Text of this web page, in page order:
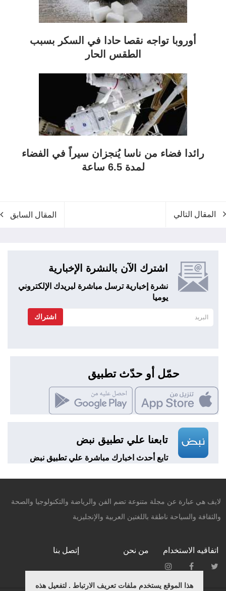
أوروبا تواجه نقصا حادا في السكر بسبب
الطقس الحار
رائدا فضاء من ناسا يُنجزان سيراً في الفضاء
لمدة 6.5 ساعة
المقال التالي المقال السابق
اشترك الآن بالنشرة الإخبارية
نشرة إخبارية ترسل مباشرة لبريدك الإلكتروني
يوميا
اشتراك
حمّل أو حدّث تطبيق
تابعنا علي تطبيق نبض
تابع أحدث اخبارك مباشرة علي تطبيق نبض
هذا الموقع يستخدم ملفات تعريف الارتباط . لتفعيل هذه
لايف هي عبارة عن مجلة متنوعة تضم الفن والرياضة والتكنولوجيا والصحة
والثقافة والسياحة ناطقة باللغتين العربية والإنجليزية
اتفاقيه الاستخدام من نحن إتصل بنا